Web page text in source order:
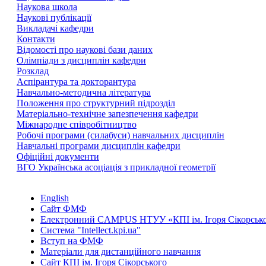
Наукова школа
Наукові публікації
Викладачі кафедри
Контакти
Відомості про наукові бази даних
Олімпіади з дисциплін кафедри
Розклад
Аспірантура та докторантура
Навчально-методична література
Положення про структурний підрозділ
Матеріально-технічне запезпечення кафедри
Міжнародне співробітництво
Робочі програми (силабуси) навчальних дисциплін
Навчальні програми дисциплін кафедри
Офіційні документи
ВГО Українська асоціація з прикладної геометрії
English
Сайт ФМФ
Електронний CAMPUS НТУУ «КПІ ім. Ігоря
Система "Intellect.kpi.ua"
Вступ на ФМФ
Матеріали для дистанційного навчання
Сайт КПІ ім. Ігоря Сікорського